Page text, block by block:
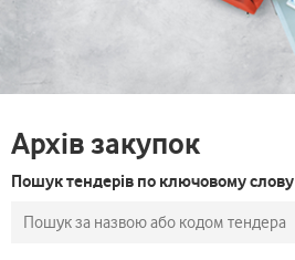
Архів закупок
Пошук тендерів по ключовому слову